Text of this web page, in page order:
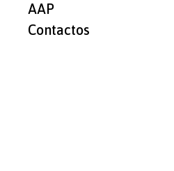
AAP
Contactos